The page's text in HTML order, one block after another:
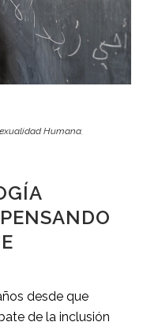
Humana,
desde que
de la inclusión